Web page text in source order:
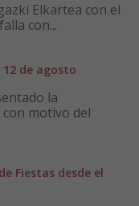
Elkartea con el
con...
de agosto
la
motivo del
Fiestas desde el